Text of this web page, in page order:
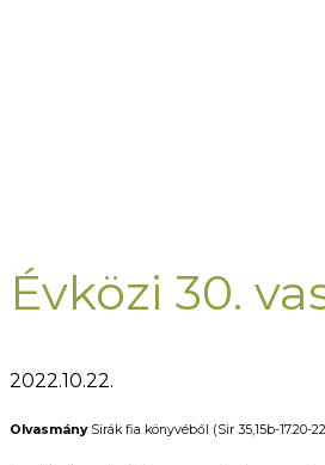
Évközi 30.
2022.10.22.
OlvasmánySirák fia könyvéből (Sir 35,15b-17.20-